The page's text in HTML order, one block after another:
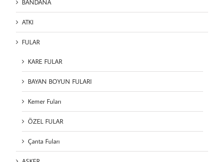
BANDANA
ATKI
FULAR
KARE FULAR
BAYAN BOYUN FULARI
Kemer Fuları
ÖZEL FULAR
Çanta Fuları